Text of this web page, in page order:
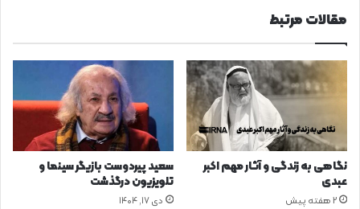
مقالات مرتبط
نگاهی به زندگی و آثار مهم اکبر
عبدی
2 هفته پیش
سعید پیردوست بازیگر سینما و
تلویزیون درگذشت
دی ۱۷, ۱۴۰۴